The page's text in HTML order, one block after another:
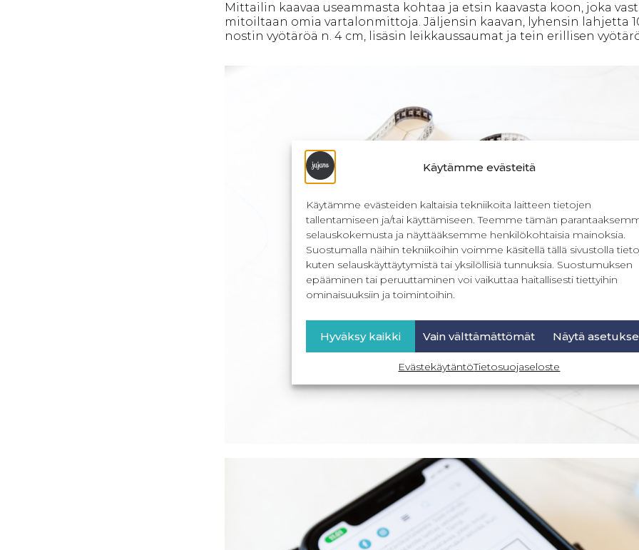
Käytämme evästeitä
Käytämme evästeiden kaltaisia tekniikoita laitteen tietojen
tallentamiseen ja/tai käyttämiseen. Teemme tämän
selauskokemusta ja näyttääksemme henkilökohtaisia mainoksia.
Suostumalla näihin tekniikoihin voimme käsitellä tällä sivustolla
kuten selauskäyttäytymistä tai yksilöllisiä tunnuksia. Suostumuksen
epääminen tai peruuttaminen voi vaikuttaa haitallisesti tiettyihin
ominaisuuksiin ja toimintoihin.
Hyväksy kaikki Vain välttämättömät Näytä
EvästekäytäntöTietosuojaseloste
Mittailin kaavaa useammasta kohtaa ja etsin kaavasta koon, joka
mitoiltaan omia vartalonmittoja. Jäljensin kaavan, lyhensin lahjetta
nostin vyötäröä n. 4 cm, lisäsin leikkaussaumat ja tein erillisen